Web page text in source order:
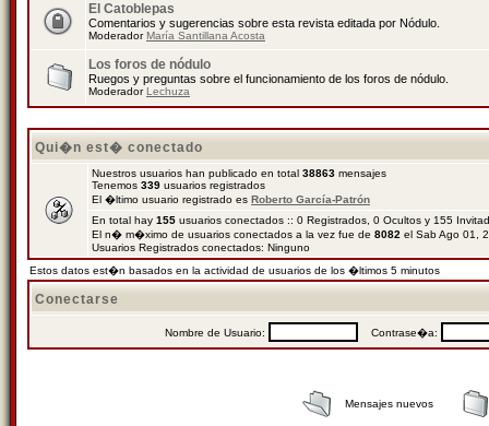
El Catoblepas
Comentarios y sugerencias sobre esta revista editada por Nódulo.
ModeradorMaría Santillana Acosta
Los foros de nódulo
Ruegos y preguntas sobre el funcionamiento de los foros de nódulo.
ModeradorLechuza
Qui�n est� conectado
Nuestros usuarios han publicado en total 38863 mensajes
Tenemos 339 usuarios registrados
El �ltimo usuario registrado es Roberto García-Patrón
En total hay 155 usuarios conectados :: 0 Registrados, 0 Ocultos y 155
El n� m�ximo de usuarios conectados a la vez fue de 8082 el Sab Ago 01,
Usuarios Registrados conectados: Ninguno
Estos datos est�n basados en la actividad de usuarios de los �ltimos 5 minutos
Conectarse
Nombre de Usuario: Contrase�a:
Mensajes nuevos